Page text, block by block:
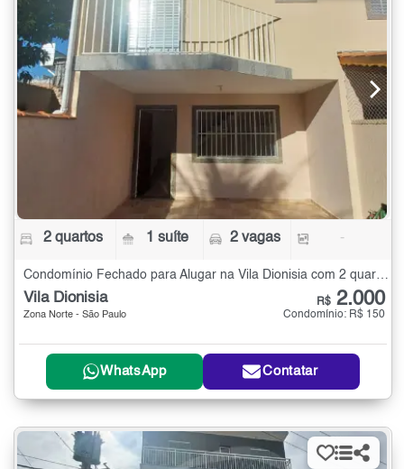
2 quartos 1 suíte 2 vagas -
Condomínio Fechado para Alugar na Vila Dionisia com 2 quartos
Vila Dionisia
Zona Norte - São Paulo
R$ 2.000
Condomínio: R$ 150
WhatsApp Contatar